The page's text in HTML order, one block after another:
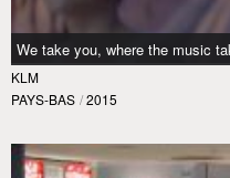
We take you, where the music
KLM
PAYS-BAS / 2015